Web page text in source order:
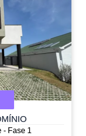
- Fase 1